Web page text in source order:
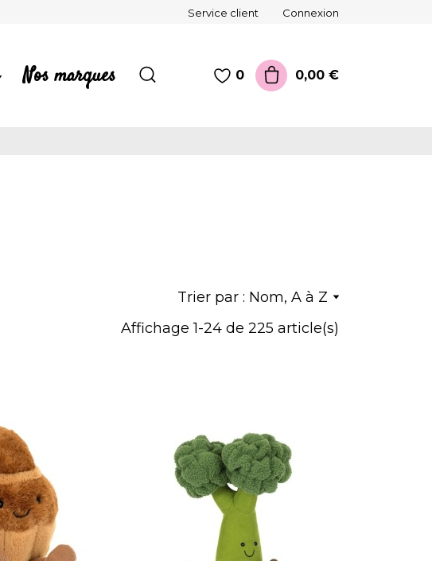
Service client Connexion
Nos marques 0 0,00 €
Trier par : Nom, A à Z
Affichage 1-24 de 225 article(s)